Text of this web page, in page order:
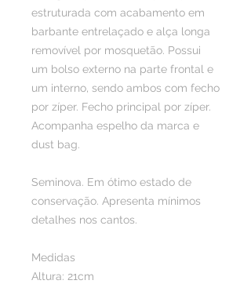
estruturada com acabamento em
barbante entrelaçado e alça longa
removível por mosquetão. Possui
um bolso externo na parte frontal e
um interno, sendo ambos com fecho
por zíper. Fecho principal por zíper.
Acompanha espelho da marca e
dust bag.
Seminova. Em ótimo estado de
conservação. Apresenta mínimos
detalhes nos cantos.
Medidas
Altura: 21cm